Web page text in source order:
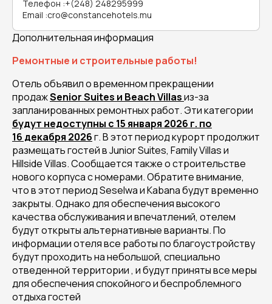
Телефон :+(248) 248295999
Email :cro@constancehotels.mu
Дополнительная информация
Ремонтные и строительные работы!
Отель объявил о временном прекращении
продажSenior Suites и Beach Villasиз-за
запланированных ремонтных работ. Эти категории
будут недоступны с 15 января 2026 г. по
16 декабря 2026г. В этот период курорт продолжит
размещать гостей в Junior Suites, Family Villas и
Hillside Villas. Сообщается также о строительстве
нового корпуса с номерами. Обратите внимание,
что в этот период Seselwa и Kabana будут временно
закрыты. Однако для обеспечения высокого
качества обслуживания и впечатлений, отелем
будут открыты альтернативные варианты. По
информации отеля все работы по благоустройству
будут проходить на небольшой, специально
отведенной территории , и будут приняты все меры
для обеспечения спокойного и беспроблемного
отдыха гостей